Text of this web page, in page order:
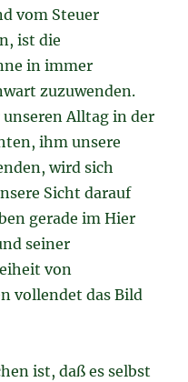
vom Steuer
ist die
in immer
zuzuwenden.
Alltag in der
ihm unsere
wird sich
Sicht darauf
gerade im Hier
seiner
von
vollendet das Bild
ist, daß es selbst